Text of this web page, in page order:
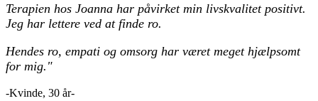
Terapien hos Joanna har påvirket min livskvalitet positivt.
Jeg har lettere ved at finde ro.
Hendes ro, empati og omsorg har været meget hjælpsomt
for mig."
-Kvinde, 30 år-